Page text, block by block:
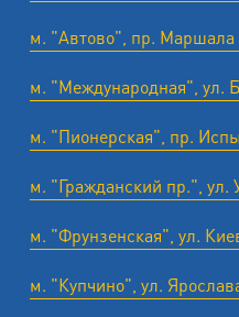
м. "Автово", пр. Маршала
м. "Международная", ул.
м. "Пионерская", пр.
м. "Гражданский пр.", ул.
м. "Фрунзенская", ул.
м. "Купчино", ул.